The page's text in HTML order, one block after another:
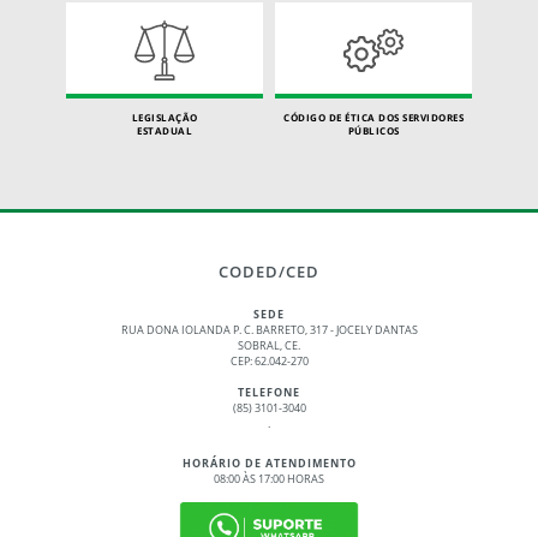
LEGISLAÇÃO
ESTADUAL
CÓDIGO DE ÉTICA DOS SERVIDORES
PÚBLICOS
CODED/CED
SEDE
RUA DONA IOLANDA P. C. BARRETO, 317 - JOCELY DANTAS
SOBRAL, CE.
CEP: 62.042-270
TELEFONE
(85) 3101-3040
.
HORÁRIO DE ATENDIMENTO
08:00 ÀS 17:00 HORAS